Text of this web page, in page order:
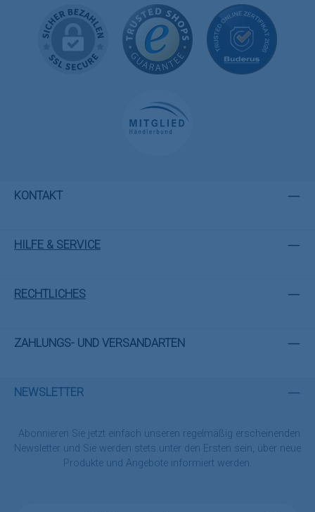
KONTAKT
HILFE & SERVICE
RECHTLICHES
ZAHLUNGS- UND VERSANDARTEN
NEWSLETTER
Abonnieren Sie jetzt einfach unseren regelmäßig erscheinenden
Newsletter und Sie werden stets unter den Ersten sein, über neue
Produkte und Angebote informiert werden.